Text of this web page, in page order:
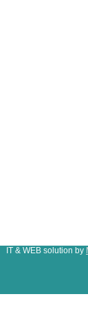
IT & WEB solution by